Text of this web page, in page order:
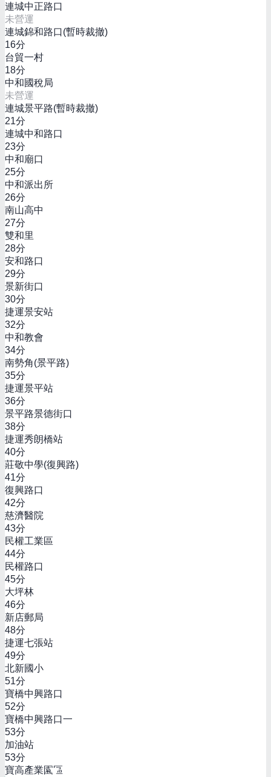
連城中正路口
未營運
連城錦和路口(暫時裁撤)
16分
台貿一村
18分
中和國稅局
未營運
連城景平路(暫時裁撤)
21分
連城中和路口
23分
中和廟口
25分
中和派出所
26分
南山高中
27分
雙和里
28分
安和路口
29分
景新街口
30分
捷運景安站
32分
中和教會
34分
南勢角(景平路)
35分
捷運景平站
36分
景平路景德街口
38分
捷運秀朗橋站
40分
莊敬中學(復興路)
41分
復興路口
42分
慈濟醫院
43分
民權工業區
44分
民權路口
45分
大坪林
46分
新店郵局
48分
捷運七張站
49分
北新國小
51分
寶橋中興路口
52分
寶橋中興路口一
53分
加油站
53分
寶高產業園區